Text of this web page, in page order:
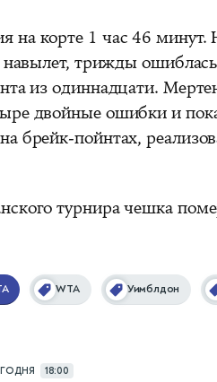
на корте 1 час 46 минут.
навылет, трижды
из одиннадцати.
двойные ошибки и
брейк-пойнтах,
турнира чешка
WTA Уимблдон
18:00